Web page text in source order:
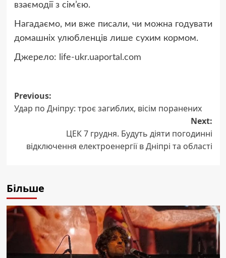
взаємодії з сім’єю.
Нагадаємо, ми вже писали, чи можна годувати
домашніх улюбленців лише сухим кормом.
Джерело: life-ukr.uaportal.com
Post
navigation
Previous:
Удар по Дніпру: троє загиблих, вісім поранених
Next:
ЦЕК 7 грудня. Будуть діяти погодинні
відключення електроенергії в Дніпрі та області
Більше